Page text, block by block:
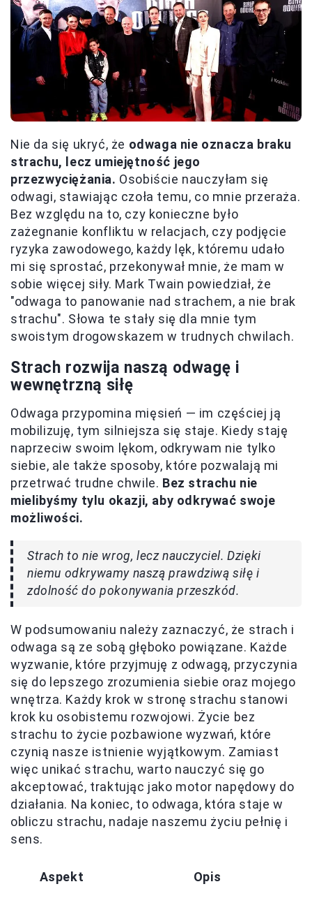
Nie da się ukryć, że odwaga nie oznacza braku
strachu, lecz umiejętność jego
przezwyciężania. Osobiście nauczyłam się
odwagi, stawiając czoła temu, co mnie przeraża.
Bez względu na to, czy konieczne było
zażegnanie konfliktu w relacjach, czy podjęcie
ryzyka zawodowego, każdy lęk, któremu udało
mi się sprostać, przekonywał mnie, że mam w
sobie więcej siły. Mark Twain powiedział, że
"odwaga to panowanie nad strachem, a nie brak
strachu". Słowa te stały się dla mnie tym
swoistym drogowskazem w trudnych chwilach.
Strach rozwija naszą odwagę i
wewnętrzną siłę
Odwaga przypomina mięsień — im częściej ją
mobilizuję, tym silniejsza się staje. Kiedy staję
naprzeciw swoim lękom, odkrywam nie tylko
siebie, ale także sposoby, które pozwalają mi
przetrwać trudne chwile. Bez strachu nie
mielibyśmy tylu okazji, aby odkrywać swoje
możliwości.
Strach to nie wrog, lecz nauczyciel. Dzięki
niemu odkrywamy naszą prawdziwą siłę i
zdolność do pokonywania przeszkód.
W podsumowaniu należy zaznaczyć, że strach i
odwaga są ze sobą głęboko powiązane. Każde
wyzwanie, które przyjmuję z odwagą, przyczynia
się do lepszego zrozumienia siebie oraz mojego
wnętrza. Każdy krok w stronę strachu stanowi
krok ku osobistemu rozwojowi. Życie bez
strachu to życie pozbawione wyzwań, które
czynią nasze istnienie wyjątkowym. Zamiast
więc unikać strachu, warto nauczyć się go
akceptować, traktując jako motor napędowy do
działania. Na koniec, to odwaga, która staje w
obliczu strachu, nadaje naszemu życiu pełnię i
sens.
Aspekt Opis